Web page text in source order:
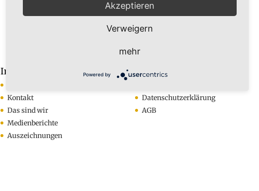
Infos
Kontakt
Das sind wir
Medienberichte
Auszeichnungen
Rechtliches
Datenschutzerklärung
AGB
Akzeptieren
Verweigern
mehr
Powered by